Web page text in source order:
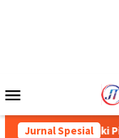
Mobile
Jurnal Spesial
Perbaiki Pipa JDU,